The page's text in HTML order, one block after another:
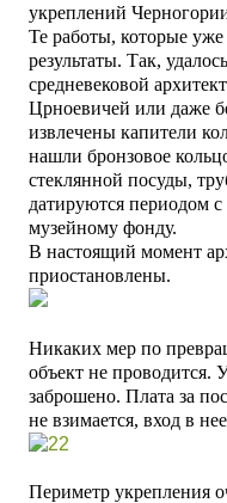
укреплений
Те работы, которые
результаты. Так,
средневековой
Црноевичей или даже
извлечены капители
нашли бронзовое
стеклянной посуды,
датируются периодом
музейному фонду.
В настоящий момент
приостановлены.
Никаких мер по
объект не проводится.
заброшено. Плата за
не взимается, вход в
Периметр укрепления